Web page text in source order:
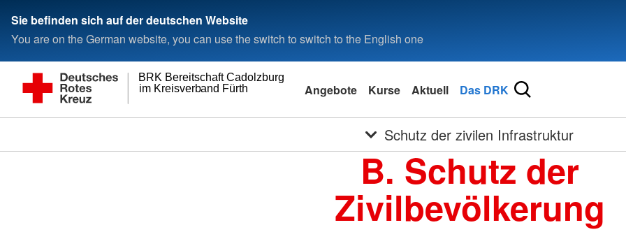
Sie befinden sich auf der deutschen Website
You are on the German website, you can use the switch to switch to the English one
im Kreisverband Fürth
BRK Bereitschaft Cadolzburg
Angebote Kurse Aktuell Das DRK
Schutz der zivilen Infrastruktur
B. Schutz der
Zivilbevölkerung